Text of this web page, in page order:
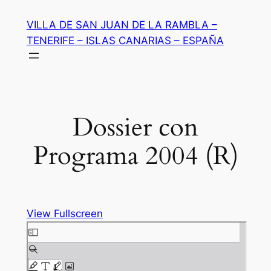
contenido
VILLA DE SAN JUAN DE LA RAMBLA –
TENERIFE – ISLAS CANARIAS – ESPAÑA
Dossier con
Programa 2004 (R)
View Fullscreen
Saltar
al
contenido